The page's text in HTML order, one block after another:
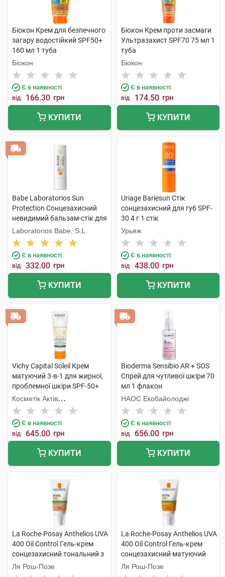
Біокон Крем для безпечного
загару водостійкий SPF50+
160 мл 1 туба
Біокон
Є в наявності
від 166.30 грн
КУПИТИ
Біокон Крем проти засмаги
Ультразахист SPF70 75 мл 1
туба
Біокон
Є в наявності
від 174.50 грн
КУПИТИ
Babe Laboratorios Sun
Protection Сонцезахисний
невидимий бальзам-стік для
губ SPF50 4 г 1 шт
Laboratorios Babe, S.L.
Є в наявності
від 332.00 грн
КУПИТИ
Uriage Bariesun Стік
сонцезахисний для губ SPF-
30 4 г 1 стік
Урьяж
Є в наявності
від 438.00 грн
КУПИТИ
Vichy Capital Soleil Крем
матуючий 3-в-1 для жирної,
проблемної шкіри SPF-50+
50 мл 1 туба
Косметік Актів
Інтернаціональ
Є в наявності
від 645.00 грн
КУПИТИ
Bioderma Sensibio АR + SOS
Спрей для чутливої шкіри 70
мл 1 флакон
НАОС Екобайолоджі
Є в наявності
від 656.00 грн
КУПИТИ
La Roche-Posay Anthelios UVA
400 Oil Control Гель-крем
сонцезахисний тональний з
матуючим ефектом SPF50+
50 мл 1 туба
Ля Рош-Позе
La Roche-Posay Anthelios UVA
400 Oil Control Гель-крем
сонцезахисний матуючий
для обличчя SPF50+ 50 мл 1
туба
Ля Рош-Позе